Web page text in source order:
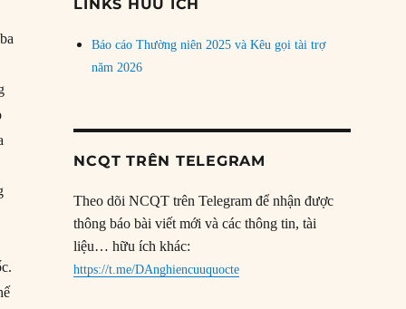
LINKS HỮU ÍCH
Báo cáo Thường niên 2025 và Kêu gọi tài trợ
năm 2026
NCQT TRÊN TELEGRAM
Theo dõi NCQT trên Telegram để nhận được
thông báo bài viết mới và các thông tin, tài
liệu… hữu ích khác:
https://t.me/DAnghiencuuquocte